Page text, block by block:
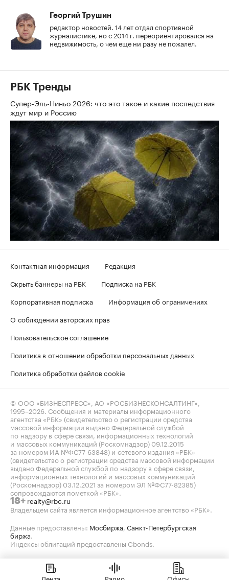
Георгий Трушин
редактор новостей. 14 лет отдал спортивной
журналистике, но с 2014 г. переориентировался на
недвижимость, о чем еще ни разу не пожалел.
РБК Тренды
Супер-Эль-Ниньо 2026: что это такое и какие последствия
ждут мир и Россию
Контактная информация
Редакция
Скрыть баннеры на РБК
Подписка на РБК
Корпоративная подписка
Информация об ограничениях
О соблюдении авторских прав
Пользовательское соглашение
Политика в отношении обработки персональных данных
Политика обработки файлов cookie
© ООО «БИЗНЕСПРЕСС», АО «РОСБИЗНЕСКОНСАЛТИНГ»,
1995–2026 . Сообщения и материалы информационного
агентства «РБК» (свидетельство о регистрации средства
массовой информации выдано Федеральной службой
по надзору в сфере связи, информационных технологий
и массовых коммуникаций (Роскомнадзор) 09.12.2015
за номером ИА №ФС77-63848) и сетевого издания «РБК»
(свидетельство о регистрации средства массовой информации
выдано Федеральной службой по надзору в сфере связи,
информационных технологий и массовых коммуникаций
(Роскомнадзор) 03.12.2021 за номером ЭЛ №ФС77-82385)
сопровождаются пометкой «РБК».
18+ realty@rbc.ru
Владельцем сайта является информационное агентство «РБК».
Данные предоставлены: Мосбиржа Санкт-Петербургская
биржа
Индексы облигаций предоставлены Cbonds.
Лента Радио Офисы